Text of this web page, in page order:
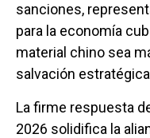
sanciones,
para la economía
material chino sea
salvación
La firme respuesta
2026 solidifica la